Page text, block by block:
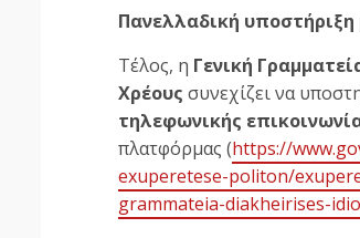
Πανελλαδική
Τέλος, η Γενική
Χρέους συνεχίζει να
τηλεφωνικής
πλατφόρμας (https://
exuperetese-politon/
grammateia-diakheirises-